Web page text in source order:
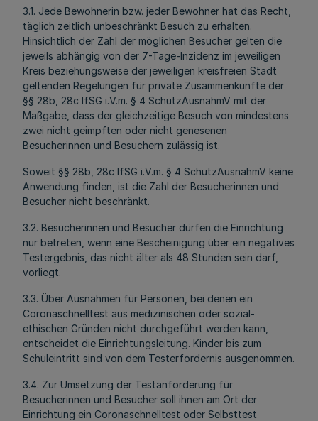
3.1. Jede Bewohnerin bzw. jeder Bewohner hat das Recht,
täglich zeitlich unbeschränkt Besuch zu erhalten.
Hinsichtlich der Zahl der möglichen Besucher gelten die
jeweils abhängig von der 7-Tage-Inzidenz im jeweiligen
Kreis beziehungsweise der jeweiligen kreisfreien Stadt
geltenden Regelungen für private Zusammenkünfte der
§§ 28b, 28c IfSG i.V.m. § 4 SchutzAusnahmV mit der
Maßgabe, dass der gleichzeitige Besuch von mindestens
zwei nicht geimpften oder nicht genesenen
Besucherinnen und Besuchern zulässig ist.
Soweit §§ 28b, 28c IfSG i.V.m. § 4 SchutzAusnahmV keine
Anwendung finden, ist die Zahl der Besucherinnen und
Besucher nicht beschränkt.
3.2. Besucherinnen und Besucher dürfen die Einrichtung
nur betreten, wenn eine Bescheinigung über ein negatives
Testergebnis, das nicht älter als 48 Stunden sein darf,
vorliegt.
3.3. Über Ausnahmen für Personen, bei denen ein
Coronaschnelltest aus medizinischen oder sozial-
ethischen Gründen nicht durchgeführt werden kann,
entscheidet die Einrichtungsleitung. Kinder bis zum
Schuleintritt sind von dem Testerfordernis ausgenommen.
3.4. Zur Umsetzung der Testanforderung für
Besucherinnen und Besucher soll ihnen am Ort der
Einrichtung ein Coronaschnelltest oder Selbsttest